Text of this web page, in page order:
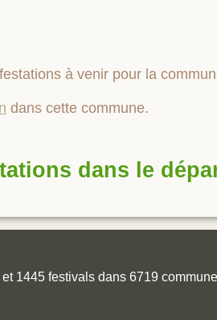
à venir pour la
dans cette commune.
dans le
1445 festivals dans 6719